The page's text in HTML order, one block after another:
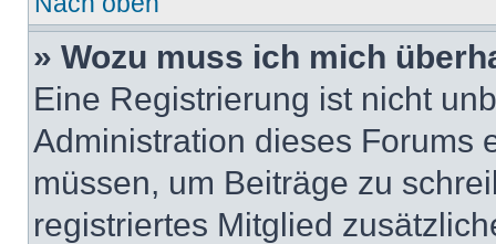
» Wozu muss ich mich
Eine Registrierung ist nicht
Administration dieses Forums
müssen, um Beiträge zu
registriertes Mitglied